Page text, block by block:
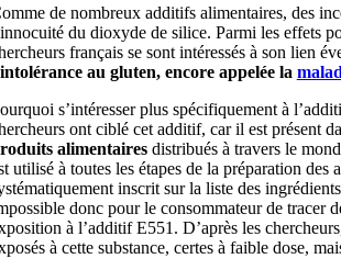
de nombreux additifs alimentaires, des
du dioxyde de silice. Parmi les effets
français se sont intéressés à son lien
au gluten, encore appelée la
s’intéresser plus spécifiquement à
ont ciblé cet additif, car il est présent
alimentairesdistribués à travers le
utilisé à toutes les étapes de la préparation des
inscrit sur la liste des
donc pour le consommateur de tracer
à l’additif E551. D’après les
à cette substance, certes à faible dose,